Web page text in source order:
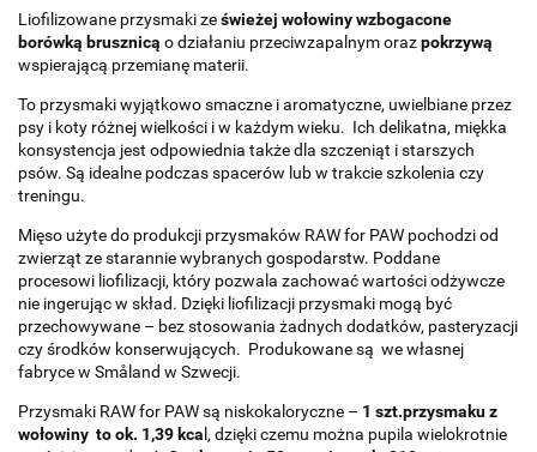
Liofilizowane przysmaki ześwieżej wołowiny wzbogacone
borówką brusznicą o działaniu przeciwzapalnym orazpokrzywą
wspierającą przemianę materii.
To przysmaki wyjątkowo smaczne i aromatyczne, uwielbiane przez
psy i koty różnej wielkości i w każdym wieku. Ich delikatna, miękka
konsystencja jest odpowiednia także dla szczeniąt i starszych
psów. Są idealne podczas spacerów lub w trakcie szkolenia czy
treningu.
Mięso użyte do produkcji przysmaków RAW for PAW pochodzi od
zwierząt ze starannie wybranych gospodarstw. Poddane
procesowi liofilizacji, który pozwala zachować wartości odżywcze
nie ingerując w skład. Dzięki liofilizacji przysmaki mogą być
przechowywane – bez stosowania żadnych dodatków, pasteryzacji
czy środków konserwujących. Produkowane są we własnej
fabryce w Småland w Szwecji.
Przysmaki RAW for PAW są niskokaloryczne – 1 szt.przysmaku z
wołowiny to ok. 1,39 kca l, dzięki czemu można pupila wielokrotnie